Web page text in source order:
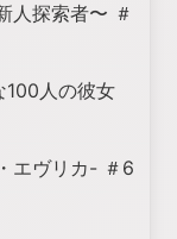
人探索者〜 ＃
100人の彼女
エヴリカ- ＃6